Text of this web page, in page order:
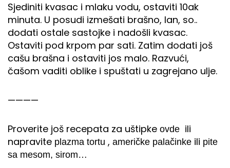
Sjediniti kvasac i mlaku vodu, ostaviti 10ak
minuta. U posudi izmešati brašno, lan, so..
dodati ostale sastojke i nadošli kvasac.
Ostaviti pod krpom par sati. Zatim dodati još
cašu brašna i ostaviti jos malo. Razvući,
čašom vaditi oblike i spuštati u zagrejano ulje.
————
Proverite još recepata za uštipke ovde ili
napravite plazma tortu , američke palačinke ili pite
sa mesom, sirom…